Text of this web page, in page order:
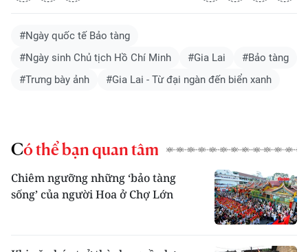
#Ngày quốc tế Bảo tàng
#Ngày sinh Chủ tịch Hồ Chí Minh
#Gia Lai
#Bảo tàng
#Trưng bày ảnh
#Gia Lai - Từ đại ngàn đến biển xanh
Có thể bạn quan tâm
Chiêm ngưỡng những ‘bảo tàng
sống’ của người Hoa ở Chợ Lớn